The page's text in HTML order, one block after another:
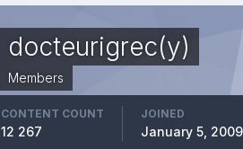
docteurigrec(y)
Members
CONTENT COUNT
12 267
JOINED
January 5, 2009